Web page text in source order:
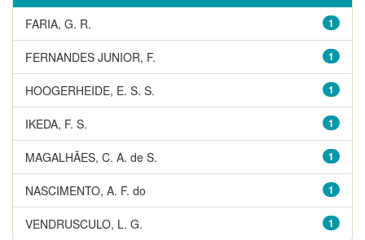
1
FARIA, G. R.
1
FERNANDES JUNIOR, F.
1
HOOGERHEIDE, E. S. S.
1
IKEDA, F. S.
1
MAGALHÃES, C. A. de S.
1
NASCIMENTO, A. F. do
1
VENDRUSCULO, L. G.